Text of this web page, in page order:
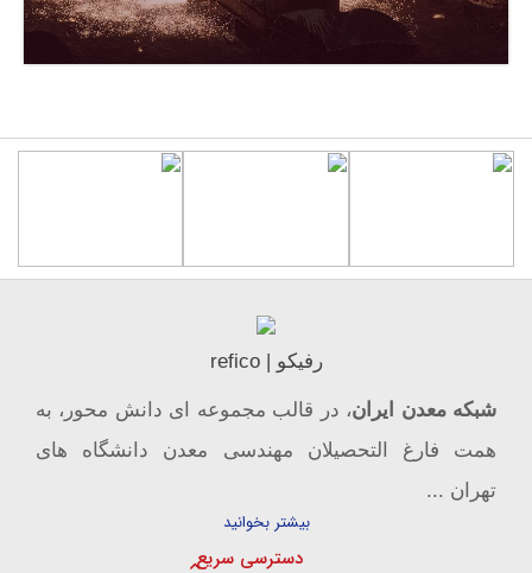
رفیکو | refico
شبکه معدن ایران، در قالب مجموعه ای دانش محور، به
همت فارغ­ التحصیلان مهندسی معدن دانشگاه ­های
تهران ...
بیشتر بخوانید
دسترسی سریع